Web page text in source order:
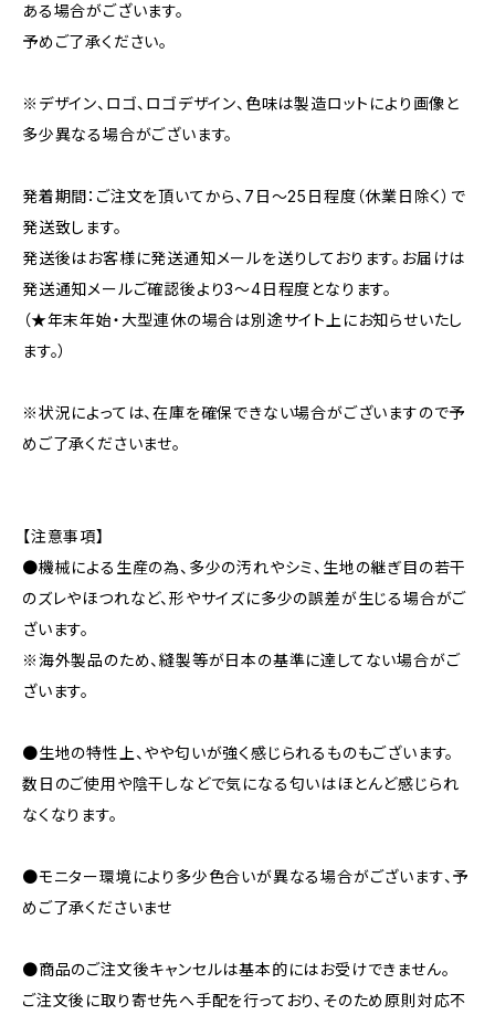
ある場合がございます。
予めご了承ください。
※デザイン、ロゴ、ロゴデザイン、色味は製造ロットにより画像と
多少異なる場合がございます。
発着期間：ご注文を頂いてから、7日～25日程度（休業日除く）で
発送致します。
発送後はお客様に発送通知メールを送りしております。お届けは
発送通知メールご確認後より3～4日程度となります。
（★年末年始・大型連休の場合は別途サイト上にお知らせいたし
ます。）
※状況によっては、在庫を確保できない場合がございますので予
めご了承くださいませ。
【注意事項】
●機械による生産の為、多少の汚れやシミ、生地の継ぎ目の若干
のズレやほつれなど、形やサイズに多少の誤差が生じる場合がご
ざいます。
※海外製品のため、縫製等が日本の基準に達してない場合がご
ざいます。
●生地の特性上、やや匂いが強く感じられるものもございます。
数日のご使用や陰干しなどで気になる匂いはほとんど感じられ
なくなります。
●モニター環境により多少色合いが異なる場合がございます、予
めご了承くださいませ
●商品のご注文後キャンセルは基本的にはお受けできません。
ご注文後に取り寄せ先へ手配を行っており、そのため原則対応不